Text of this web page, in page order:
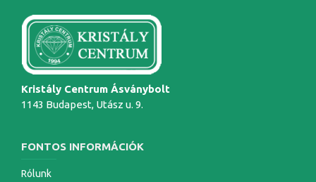
Kristály Centrum Ásványbolt
1143 Budapest, Utász u. 9.
FONTOS INFORMÁCIÓK
Rólunk